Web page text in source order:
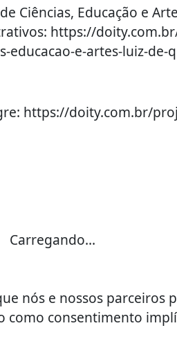
Ciências, Educação e
https://
educacao-e-artes-luiz-de-
https://doity.com.br/
Carregando...
nós e nossos
como consentimento